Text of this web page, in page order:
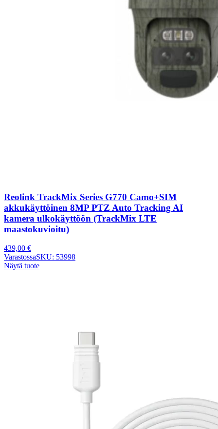
Reolink TrackMix Series G770 Camo+SIM
akkukäyttöinen 8MP PTZ Auto Tracking AI
kamera ulkokäyttöön (TrackMix LTE
maastokuvioitu)
439,00 €
VarastossaSKU: 53998
Näytä tuote